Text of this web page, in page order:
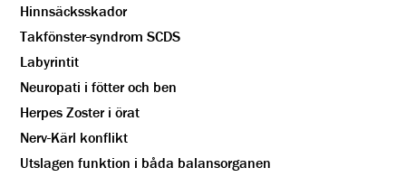
Hinnsäcksskador
Takfönster-syndrom SCDS
Labyrintit
Neuropati i fötter och ben
Herpes Zoster i örat
Nerv-Kärl konflikt
Utslagen funktion i båda balansorganen